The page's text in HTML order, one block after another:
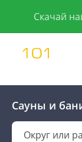
Скачай
Сауны и
Округ или